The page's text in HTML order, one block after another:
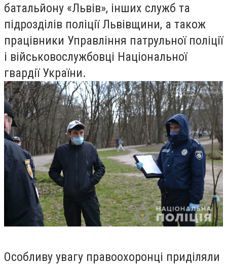
батальйону «Львів», інших служб та
підрозділів поліції Львівщини, а також
працівники Управління патрульної поліції
і військовослужбовці Національної
гвардії України.
Особливу увагу правоохоронці приділяли